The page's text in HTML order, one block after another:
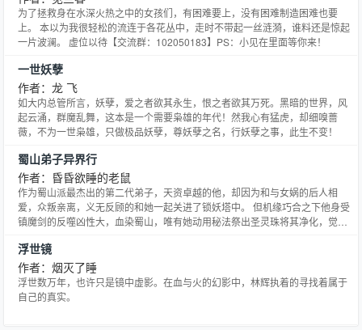
为了拯救身在水深火热之中的女孩们，有困难要上，没有困难制造困难也要
上。 本以为我很轻松的流连于各花丛中，走时不带起一丝涟漪，谁料还是惊起
一片波澜。 虚位以待【交流群：102050183】PS：小见在里面等你来！
一世妖孽
作者：龙 飞
如大内总管所言，妖孽，爱之者欲其永生，恨之者欲其万死。黑暗的世界，风
起云涌，群魔乱舞，这本是一个需要枭雄的年代！然我心有猛虎，却细嗅蔷
薇，不为一世枭雄，只做极品妖孽，尊妖孽之名，行妖孽之事，此生不变！
蜀山弟子异界行
作者：昏昏欲睡的老鼠
作为蜀山派最杰出的第二代弟子，天资卓越的他，却因为和与女娲的后人相
爱，众叛亲离，义无反顾的和她一起关进了锁妖塔中。 但机缘巧合之下他身受
镇魔剑的反噬凶性大，血染蜀山，唯有她动用秘法祭出圣灵珠将其净化，觉醒
6。 莫非是上天的安排？不忍让明珠蒙尘，英杰无为。 且看如何在这陌生的大
6当中凭借圣灵珠的威力在异世绽放出激扬的火花。主角又是如何
浮世镜
作者：烟灭了睡
浮世数万年，也许只是镜中虚影。在血与火的幻影中，林辉执着的寻找着属于
自己的真实。